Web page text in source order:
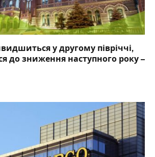
у другому півріччі,
до зниження наступного року –